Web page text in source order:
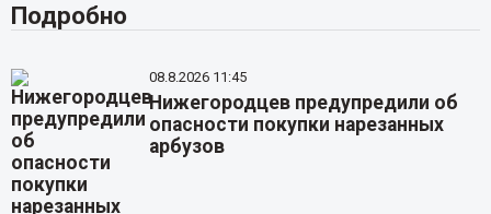
Подробно
08.8.2026 11:45
Нижегородцев предупредили об
опасности покупки нарезанных
арбузов